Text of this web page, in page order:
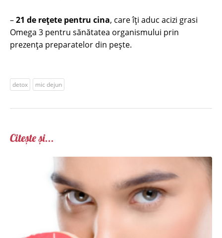
–21 de rețete pentru cina, care îți aduc acizi grasi
Omega 3 pentru sănătatea organismului prin
prezența preparatelor din pește.
detox mic dejun
Citește și...